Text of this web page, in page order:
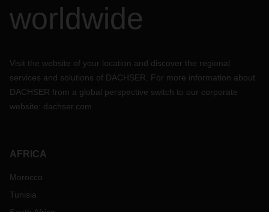
worldwide
Visit the website of your location and discover the regional
services and solutions of DACHSER. For more information about
DACHSER from a global perspective switch to our corporate
website: dachser.com
AFRICA
Morocco
Tunisia